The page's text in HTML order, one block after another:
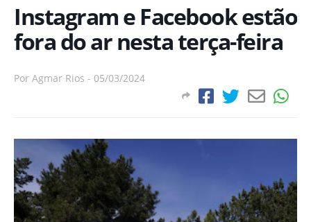
Instagram e Facebook estão
fora do ar nesta terça-feira
Por Agmar Rios - 05/03/2024